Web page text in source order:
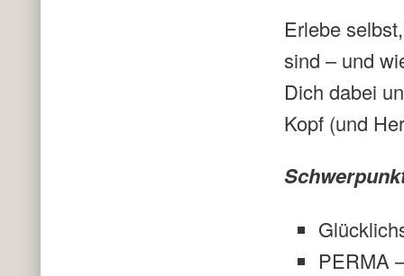
Erlebe
sind – und
Dich dabei
Kopf (und
PERMA